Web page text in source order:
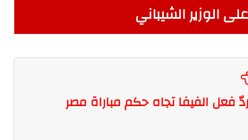
الوزير الشيباني
فعل الفيفا تجاه حكم مباراة مصر